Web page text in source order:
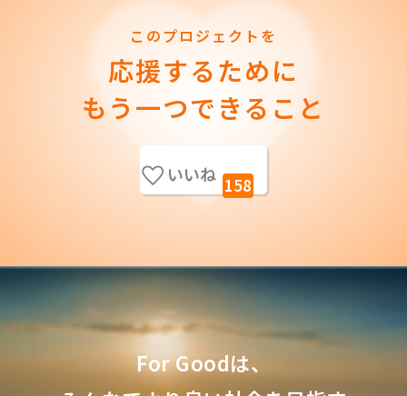
このプロジェクトを
応援するために
もう一つできること
いいね 158
For Goodは、